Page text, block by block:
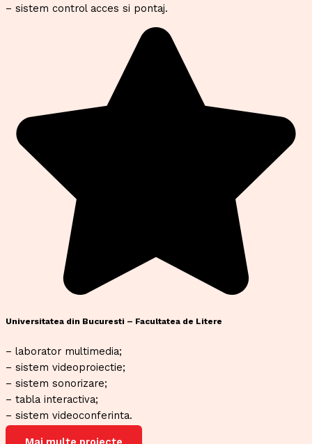
– sistem control acces si pontaj.
Universitatea din Bucuresti – Facultatea de Litere
– laborator multimedia;
– sistem videoproiectie;
– sistem sonorizare;
– tabla interactiva;
– sistem videoconferinta.